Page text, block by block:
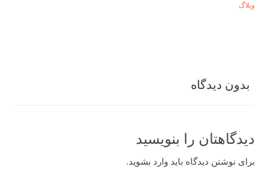
وبلاگ
بدون دیدگاه
دیدگاهتان را بنویسید
برای نوشتن دیدگاه باید وارد بشوید.